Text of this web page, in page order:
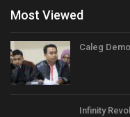
Most Viewed
Caleg
Infinity